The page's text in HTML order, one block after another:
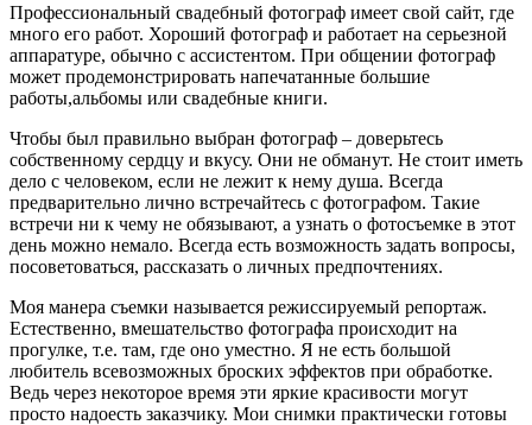
Профессиональный свадебный фотограф имеет свой сайт, где
много его работ. Хороший фотограф и работает на серьезной
аппаратуре, обычно с ассистентом. При общении фотограф
может продемонстрировать напечатанные большие
работы,альбомы или свадебные книги.
Чтобы был правильно выбран фотограф – доверьтесь
собственному сердцу и вкусу. Они не обманут. Не стоит иметь
дело с человеком, если не лежит к нему душа. Всегда
предварительно лично встречайтесь с фотографом. Такие
встречи ни к чему не обязывают, а узнать о фотосъемке в этот
день можно немало. Всегда есть возможность задать вопросы,
посоветоваться, рассказать о личных предпочтениях.
Моя манера съемки называется режиссируемый репортаж.
Естественно, вмешательство фотографа происходит на
прогулке, т.е. там, где оно уместно. Я не есть большой
любитель всевозможных броских эффектов при обработке.
Ведь через некоторое время эти яркие красивости могут
просто надоесть заказчику. Мои снимки практически готовы